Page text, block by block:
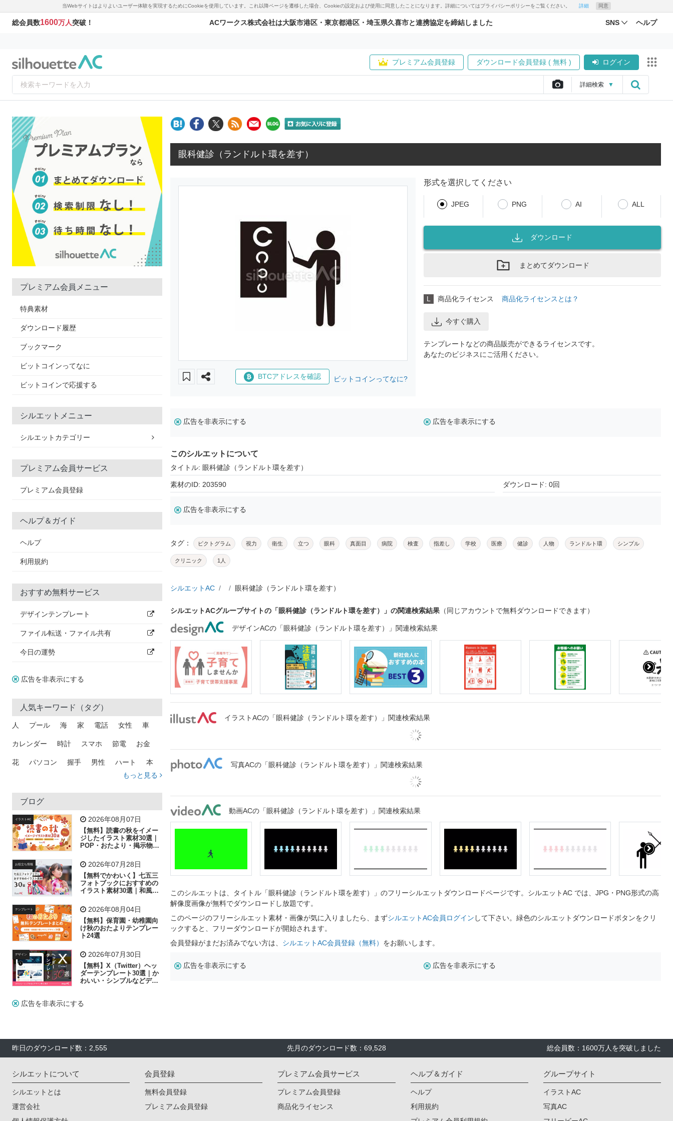
当Webサイトはよりよいユーザー体験を実現するためにCookieを使用しています。これ以降ページを遷移した場合、Cookieの設定および使用に同意したことになります。詳細についてはプライバシーポリシーをご覧ください。 詳細 同意
総会員数1600万人突破！ ACワークス株式会社は大阪市港区・東京都港区・埼玉県久喜市と連携協定を締結しました SNS ヘルプ
プレミアム会員登録 ダウンロード会員登録 ( 無料 ) ログイン
詳細検索 ▼
プレミアム会員メニュー
特典素材
ダウンロード履歴
ブックマーク
ビットコインってなに
ビットコインで応援する
シルエットメニュー
シルエットカテゴリー
プレミアム会員サービス
プレミアム会員登録
ヘルプ＆ガイド
ヘルプ
利用規約
おすすめ無料サービス
デザインテンプレート
ファイル転送・ファイル共有
今日の運勢
広告を非表示にする
人気キーワード（タグ）
人 プール 海 家 電話 女性 車
カレンダー 時計 スマホ 節電 お金
花 パソコン 握手 男性 ハート 本
トラック 木
吹き出し
飛行機 グラフ ビル 魚 家族 書類
歩く 工場 会社 太陽 キラキラ
子供 作業員 葉 相談 ピクトグラム
もっと見る
ブログ
イラストAC 2026年08月07日
【無料】読書の秋をイメー
ジしたイラスト素材30選｜
POP・おたより・掲示物に
お役立ち情報 2026年07月28日
【無料でかわいく】七五三
フォトブックにおすすめの
イラスト素材30選｜和風の
テンプレート 2026年08月04日
【無料】保育園・幼稚園向
け秋のおたよりテンプレー
ト24選
デザイン 2026年07月30日
【無料】X（Twitter）ヘッ
ダーテンプレート30選｜か
わいい・シンプルなどデザ
広告を非表示にする
眼科健診（ランドルト環を差す）
BTCアドレスを確認 ビットコインってなに?
形式を選択してください
JPEG PNG AI ALL
ダウンロード
まとめてダウンロード
L 商品化ライセンス 商品化ライセンスとは？
今すぐ購入
テンプレートなどの商品販売ができるライセンスです。
あなたのビジネスにご活用ください。
広告を非表示にする 広告を非表示にする
このシルエットについて
タイトル: 眼科健診（ランドルト環を差す）
素材のID: 203590 ダウンロード: 0回
広告を非表示にする
タグ： ピクトグラム 視力 衛生 立つ 眼科 真面目 病院 検査 指差し 学校 医療 健診 人物 ランドルト環 シンプル
クリニック 1人
シルエットAC 眼科健診（ランドルト環を差す）
シルエットACグループサイトの「眼科健診（ランドルト環を差す）」の関連検索結果 （同じアカウントで無料ダウンロードできます）
デザインACの「眼科健診（ランドルト環を差す）」関連検索結果
イラストACの「眼科健診（ランドルト環を差す）」関連検索結果
写真ACの「眼科健診（ランドルト環を差す）」関連検索結果
動画ACの「眼科健診（ランドルト環を差す）」関連検索結果
このシルエットは、タイトル「眼科健診（ランドルト環を差す）」のフリーシルエットダウンロードページです。シルエットAC では、JPG・PNG形式の高
解像度画像が無料でダウンロードし放題です。
このページのフリーシルエット素材・画像が気に入りましたら、まずシルエットAC会員ログイン して下さい。緑色のシルエットダウンロードボタンをクリ
ックすると、フリーダウンロードが開始されます。
会員登録がまだお済みでない方は、 シルエットAC会員登録（無料） をお願いします。
広告を非表示にする 広告を非表示にする
昨日のダウンロード数：2,555 先月のダウンロード数：69,528 総会員数：1600万人を突破しました
シルエットについて
シルエットとは
運営会社
会員登録
無料会員登録
プレミアム会員登録
プレミアム会員サービス
プレミアム会員登録
商品化ライセンス
ヘルプ＆ガイド
ヘルプ
利用規約
グループサイト
イラストAC
写真AC